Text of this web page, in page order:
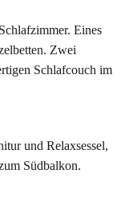
Eines
Zwei
Schlafcouch im
und Relaxsessel,
Südbalkon.